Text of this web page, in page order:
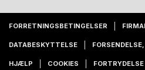
FORRETNINGSBETINGELSER
DATABESKYTTELSE
HJÆLP COOKIES FORTRYDELSE